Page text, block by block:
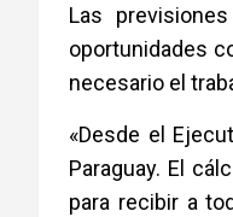
Las
oportunidades
necesario el
«Desde el
Paraguay. El
para recibir a